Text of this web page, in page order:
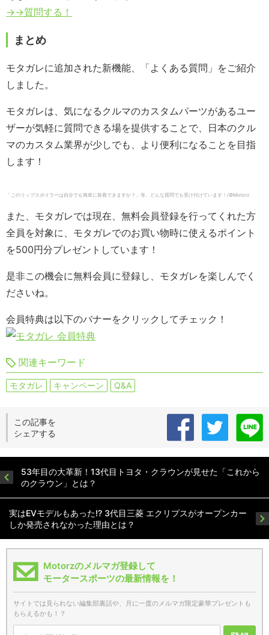
→→質問する！
まとめ
モタガレに追加された新機能、「よくある質問」をご紹介
しました。
モタガレは、気になるクルマのカスタムパーツがあるユー
ザーが気軽に質問できる場を提供することで、日本のクル
マのカスタム業界が少しでも、より便利になることを目指
します！
「このリップスポイラーは自分でも簡単に装着できますか？」等、どんな質問でも受け付けています！/©️Motorz
また、モタガレでは現在、無料会員登録を行ってくれた方
全員を対象に、モタガレでのお買い物時に使えるポイント
を500円分プレゼントしています！
是非この機会に無料会員に登録し、モタガレを楽しんでく
ださいね。
会員特典は以下のバナーをクリックしてチェック！
関連キーワード
モタガレ キャンペーン Q&A
この記事を
シェアする
53年目の大革新！13代目トヨタ・クラウンが見せた「これから
のクラウン」とは？
実はEVモデルもあった!? 3代目三菱 エクリプスがオープンカー
しか発売されなかった理由とは？
Motorzのメルマガ登録して
モータースポーツの最新情報を！
サイトでは見られない編集部裏話や、月に一度のメルマガ限定豪華プレゼントも
もらえるかも！？